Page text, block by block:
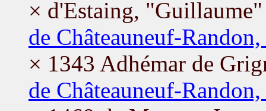
× d'Estaing,
de Châteauneuf-Randon,
× 1343 Adhémar de
de Châteauneuf-Randon,